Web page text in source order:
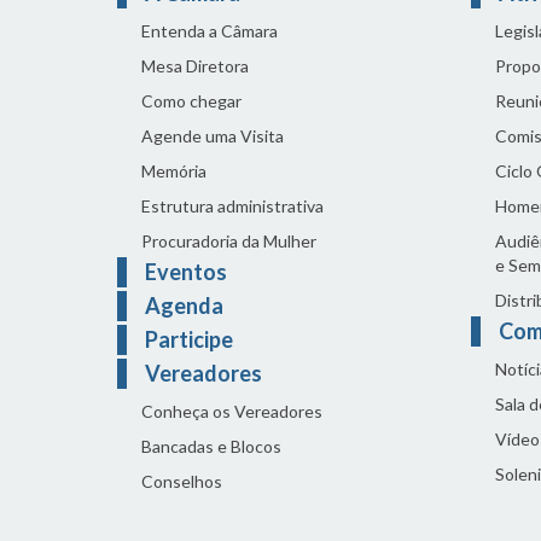
Entenda a Câmara
Mesa Diretora
Como chegar
Agende uma Visita
Memória
Estrutura administrativa
Procuradoria da Mulher
Eventos
Agenda
Participe
Vereadores
Conheça os Vereadores
Bancadas e Blocos
Conselhos
Ciclo
e
Sala